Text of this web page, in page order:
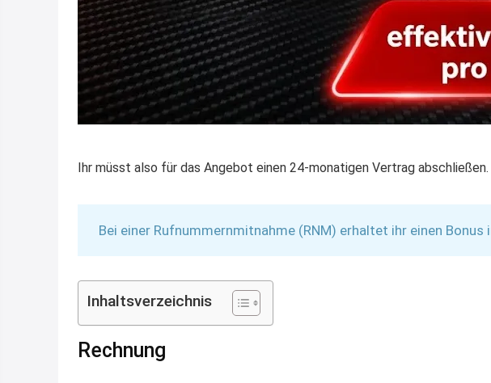
Ihr müsst also für das Angebot einen 24-monatigen Vertrag abschließen.
Bei einer Rufnummernmitnahme (RNM) erhaltet ihr einen Bonus
Inhaltsverzeichnis
Rechnung